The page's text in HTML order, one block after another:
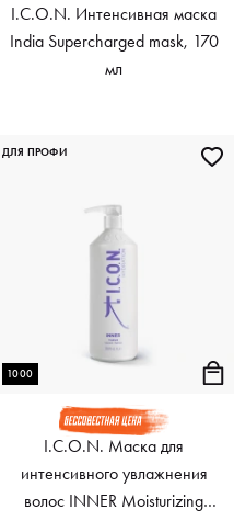
I.C.O.N. Интенсивная маска
India Supercharged mask, 170
мл
1000
I.C.O.N. Маска для
интенсивного увлажнения
волос INNER Moisturizing
ДЛЯ ПРОФИ